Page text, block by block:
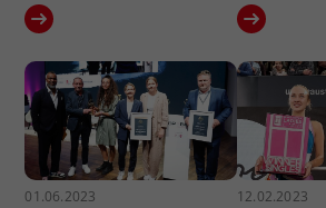
01.06.2023 12.02.2023